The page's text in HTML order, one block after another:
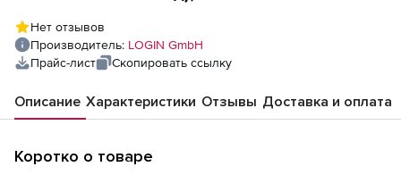
Нет отзывов
Производитель: LOGIN GmbH
Прайс-лист
Скопировать ссылку
Описание Характеристики Отзывы Доставка и оплата
Коротко о товаре